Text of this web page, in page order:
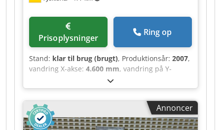
2 stk., lastfastgørelsescertifikat XL i henhold til
DaimlerChrysler, spændingsanordning foran, 2 x
7 + 15-polet strømtilslutning, toldsnor, 2 x
baklygter LED, pallestop, venstre/højre,
gennemgående surringshuller i det ydre
rammeværk. Crjdpfxeztf Nze Aipsf
Prisoplysninger
Ring op
Stand: klar til brug (brugt), Produktionsår: 2007,
vandring X-akse: 4.600 mm, vandring på Y-
, vandring på Z-aksen:
antal akser:5, Denne 5-aksede Biesse Rover
C9.50 blev fremstillet i 2007. Den har et stort
arbejdsområde (X=4600 mm, Y=1935 mm, Z=275
mm), et automatisk smøresystem og en
Annoncer